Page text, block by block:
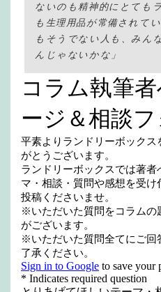
ないのも精神的にとても
も生理用品が常備されて
もそうでない人も、みん
んじゃないかな」